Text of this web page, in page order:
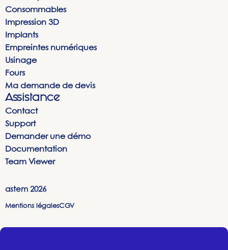
Consommables
Impression 3D
Implants
Empreintes numériques
Usinage
Fours
Ma demande de devis
Assistance
Contact
Support
Demander une démo
Documentation
Team Viewer
astem 2026
Mentions légalesCGV